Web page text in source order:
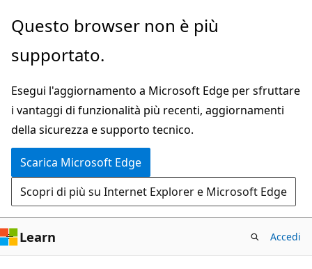
Ignora
passa
contenuto
principale
Questo browser non è più
supportato.
Esegui l'aggiornamento a Microsoft Edge per sfruttare
i vantaggi di funzionalità più recenti, aggiornamenti
della sicurezza e supporto tecnico.
Scarica Microsoft Edge
Scopri di più su Internet Explorer e Microsoft Edge
Learn Accedi